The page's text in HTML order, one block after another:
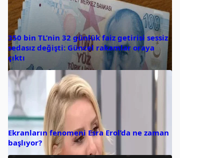
350 bin TL’nin 32 günlük faiz getirisi sessiz
sedasız değişti: Güncel rakamlar oraya
çıktı
Ekranların fenomeni Esra Erol’da ne zaman
başlıyor?